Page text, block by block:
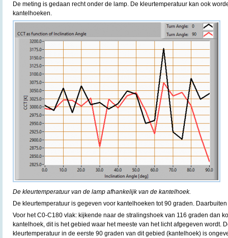
De meting is gedaan recht onder de lamp. De kleurtemperatuur kan ook
kantelhoeken.
De kleurtemperatuur van de lamp afhankelijk van de kantelhoek.
De kleurtemperatuur is gegeven voor kantelhoeken tot 90 graden.
Voor het C0-C180 vlak: kijkende naar de stralingshoek van 116 graden dan
kantelhoek, dit is het gebied waar het meeste van het licht afgegeven wordt.
kleurtemperatuur in de eerste 90 graden van dit gebied (kantelhoek) is